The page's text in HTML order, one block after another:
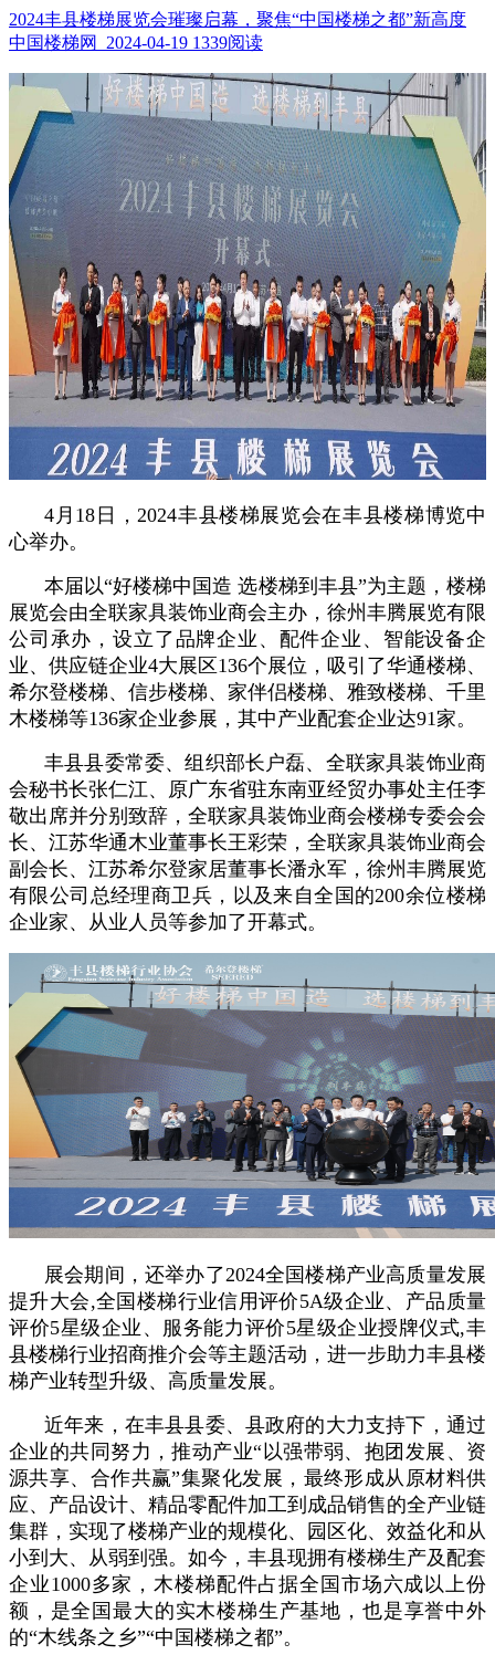
2024丰县楼梯展览会璀璨启幕，聚焦“中国楼梯之都”新高度
中国楼梯网 2024-04-19 1339阅读
4月18日，2024丰县楼梯展览会在丰县楼梯博览中
心举办。
本届以“好楼梯中国造 选楼梯到丰县”为主题， 楼梯
展览会由全联家具装饰业商会主办，徐州丰腾展览有限
公司承办，设立了品牌企业、配件企业、智能设备企
业、供应链企业4大展区136个展位，吸引了华通楼梯、
希尔登楼梯、信步楼梯、家伴侣楼梯、雅致楼梯、千里
木楼梯等136家企业参展，其中产业配套企业达91家。
丰县县委常委、组织部长户磊、全联家具装饰业商
会秘书长张仁江、原广东省驻东南亚经贸办事处主任李
敬出席并分别致辞，全联家具装饰业商会楼梯专委会会
长、江苏华通木业董事长王彩荣，全联家具装饰业商会
副会长、江苏希尔登家居董事长潘永军， 徐州丰腾展览
有限公司总经理商卫兵，以及来自全国的200余位楼梯
企业家、从业人员等参加了开幕式。
展会期间，还举办了2024全国楼梯产业高质量发展
提升大会,全国楼梯行业信用评价5A级企业、产品质量
评价5星级企业、服务能力评价5星级企业授牌仪式,丰
县楼梯行业招商推介会等主题活动，进一步助力丰县楼
梯产业转型升级、高质量发展。
近年来，在丰县县委、县政府的大力支持下，通过
企业的共同努力，推动产业“以强带弱、抱团发展、资
源共享、合作共赢”集聚化发展，最终形成从原材料供
应、产品设计、精品零配件加工到成品销售的全产业链
集群，实现了楼梯产业的规模化、园区化、效益化和从
小到大、从弱到强。如今，丰县现拥有楼梯生产及配套
企业1000多家，木楼梯配件占据全国市场六成以上份
额，是全国最大的实木楼梯生产基地，也是享誉中外
的“木线条之乡”“中国楼梯之都”。